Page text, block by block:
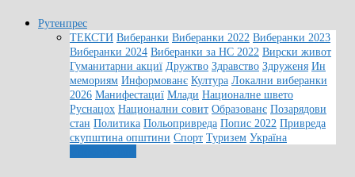
Рутенпрес
ТЕКСТИ Виберанки Виберанки 2022 Виберанки 2023
Виберанки 2024 Виберанки за НС 2022 Вирски живот
Гуманитарни акциї Дружтво Здравство Здруженя Ин
мемориям Информованє Култура Локални виберанки
2026 Манифестациї Млади Националне швето
Руснацох Национални совит Образованє Позарядови
стан Политика Польопривреда Попис 2022 Привреда
скупштина општини Спорт Туризем Україна